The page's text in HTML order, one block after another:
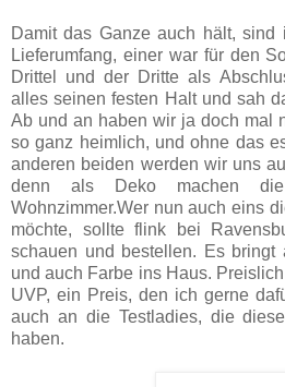
Damit das Ganze auch hält, sind
Lieferumfang, einer war für den
Drittel und der Dritte als
alles seinen festen Halt und sah
Ab und an haben wir ja doch mal
so ganz heimlich, und ohne das
anderen beiden werden wir uns
denn als Deko machen
Wohnzimmer.Wer nun auch eins
möchte, sollte flink
bei
schauen und bestellen. Es
und auch Farbe ins Haus.
­UVP, ein Preis, den ich gerne
auch an die Testladies, die
haben.